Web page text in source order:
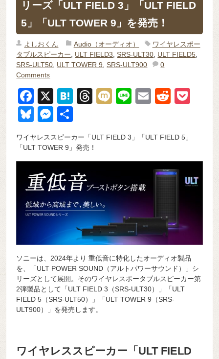
リーズ「ULT FIELD 3」「ULT FIELD
5」「ULT TOWER 9」を発売！
よしおくん Audio（オーディオ）
ワイヤレスポー
タブルスピーカー
ULT FIELD3 ,SRS-ULT30 ULT FIELD5
SRS-ULT50 ULT TOWER 9 ,SRS-ULT900
0
Comments
F
a
c
e
b
o
o
k
X
H
n
a
T
a
d
M
Li
E
R
di
t
Bl
e
sk
y
M
ss
e
n
g
er
有
ワイヤレススピーカー「ULT FIELD 3」「ULT FIELD 5」
「ULT TOWER 9」発売！
ソニーは、2024年より 重低音に特化したオーディオ製品
を、「ULT POWER SOUND（アルトパワーサウンド）」シ
リーズとして展開。そのワイヤレスポータブルスピーカー第
2弾製品として「ULT FIELD 3（SRS-ULT30）」「ULT
FIELD 5（SRS-ULT50）」「ULT TOWER 9（SRS-
ULT900）」を発売します。
ワイヤレススピーカー「ULT FIELD